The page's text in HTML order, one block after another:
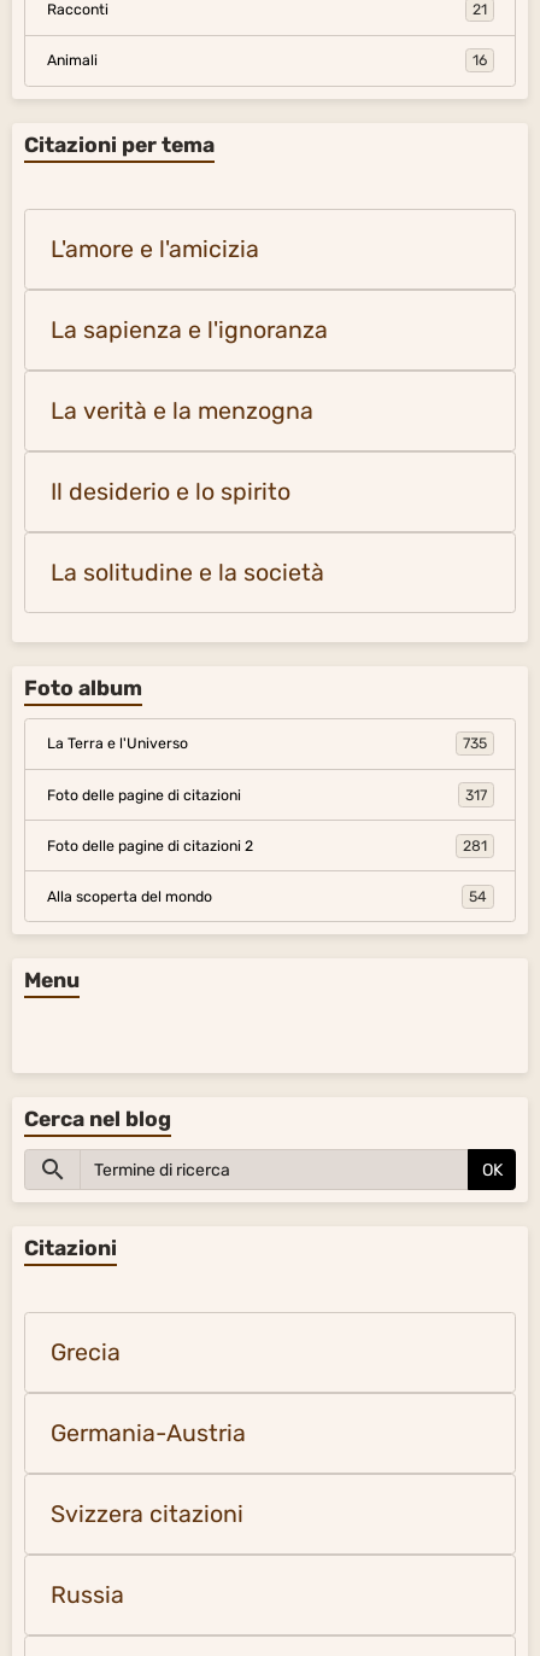
Racconti 21
Animali 16
Citazioni per tema
L'amore e l'amicizia
La sapienza e l'ignoranza
La verità e la menzogna
Il desiderio e lo spirito
La solitudine e la società
Foto album
La Terra e l'Universo 735
Foto delle pagine di citazioni 317
Foto delle pagine di citazioni 2 281
Alla scoperta del mondo 54
Menu
Cerca nel blog
OK
Citazioni
Grecia
Germania-Austria
Svizzera citazioni
Russia